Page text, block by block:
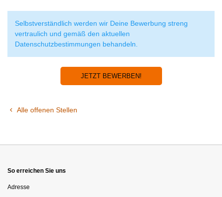
Selbstverständlich werden wir Deine Bewerbung streng
vertraulich und gemäß den aktuellen
Datenschutzbestimmungen behandeln.
JETZT BEWERBEN!
Alle offenen Stellen
So erreichen Sie uns
Adresse